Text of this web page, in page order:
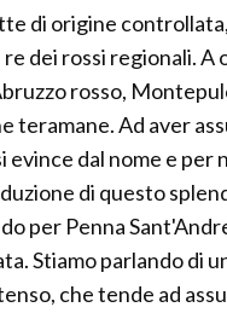
di origine
dei rossi regionali. A
rosso,
teramane. Ad aver
dal nome e per
di questo
per Penna
Stiamo parlando di
che tende ad